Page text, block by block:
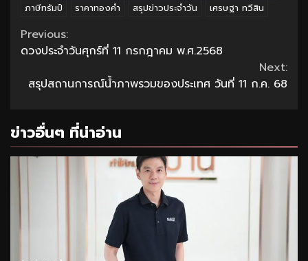
ภาษีทรัมป์
ราคาทองคำ สรุปข่าวประจำวัน เศรษฐา ทวีสิน
Continue
Reading
Previous:
ดวงประจำวันศุกร์ที่ 11 กรกฎาคม พ.ศ.2568
Next:
สรุปสถานการณ์น้ำภาพรวมของประเทศ วันที่ 11 ก.ค. 68
ข่าวอื่นๆ ที่น่าอ่าน